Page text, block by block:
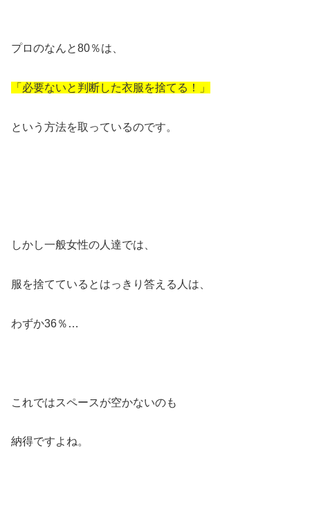
プロのなんと80％は、
「必要ないと判断した衣服を捨てる！」
という方法を取っているのです。
しかし一般女性の人達では、
服を捨てているとはっきり答える人は、
わずか36％…
これではスペースが空かないのも
納得ですよね。